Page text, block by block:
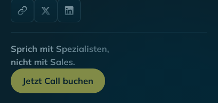
Sprich mit Spezialisten,
nicht mit Sales.
Jetzt Call buchen